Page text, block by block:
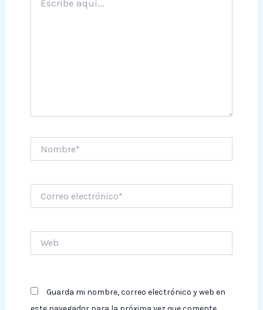
aquí...
electrónico*
Guarda mi nombre, correo electrónico y web en